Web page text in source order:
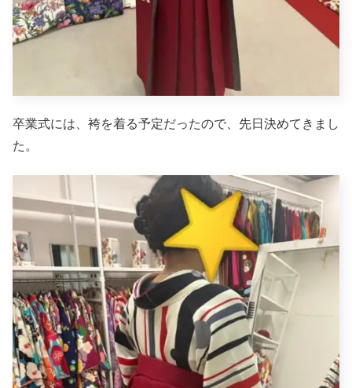
卒業式には、袴を着る予定だったので、先日決めてきまし
た。